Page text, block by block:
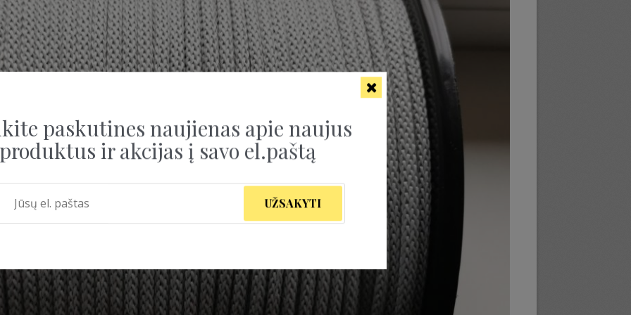
paskutines naujienas apie naujus
produktus ir akcijas į savo el.paštą
UŽSAKYTI